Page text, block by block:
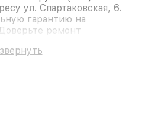
ул. Спартаковская, 6.
гарантию на
ремонт